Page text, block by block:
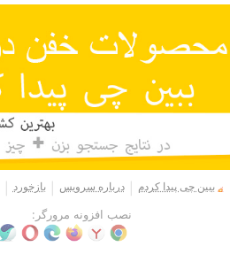
ببین چی پیدا کردم درباره سرویس بازخورد
نصب افزونه مرورگر: